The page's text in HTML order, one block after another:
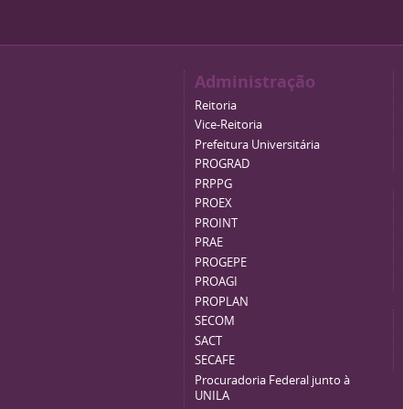
Administração
Reitoria
Vice-Reitoria
Prefeitura Universitária
PROGRAD
PRPPG
PROEX
PROINT
PRAE
PROGEPE
PROAGI
PROPLAN
SECOM
SACT
SECAFE
Procuradoria Federal junto à
UNILA